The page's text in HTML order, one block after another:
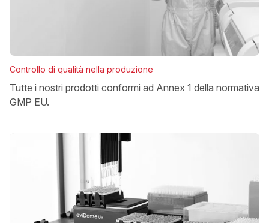
Controllo di qualità nella produzione
Tutte i nostri prodotti conformi ad Annex 1 della normativa
GMP EU.